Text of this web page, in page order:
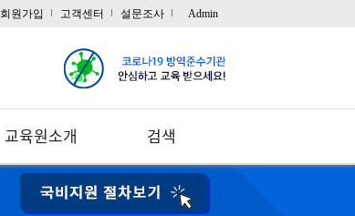
회원가입 고객센터 설문조사 Admin
교육원소개 검색